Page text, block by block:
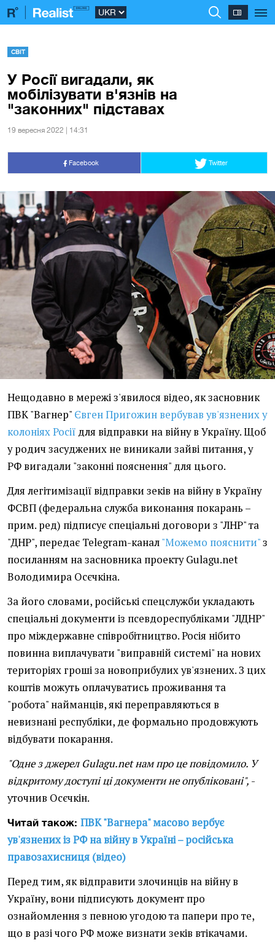
СВІТ
У Росії вигадали, як
мобілізувати в'язнів на
"законних" підставах
19 вересня 2022 | 14:31
Facebook Twitter
Нещодавно в мережі з'явилося відео, як засновник
ПВК "Вагнер" Євген Пригожин вербував ув'язнених у
колоніях Росії для відправки на війну в Україну. Щоб
у родич засуджених не виникали зайві питання, у
РФ вигадали "законні пояснення" для цього.
Для легітимізації відправки зеків на війну в Україну
ФСВП (федеральна служба виконання покарань –
прим. ред) підписує спеціальні договори з "ЛНР" та
"ДНР", передає Telegram-канал"Можемо пояснити"з
посиланням на засновника проекту Gulagu.net
Володимира Осєчкіна.
За його словами, російські спецслужби укладають
спеціальні документи із псевдореспубліками "ЛДНР"
про міждержавне співробітництво. Росія нібито
повинна виплачувати "виправній системі" на нових
територіях гроші за новоприбулих ув'язнених. З цих
коштів можуть оплачуватись проживання та
"робота" найманців, які переправляються в
невизнані республіки, де формально продовжують
відбувати покарання.
"Одне з джерел Gulagu.net нам про це повідомило. У
відкритому доступі ці документи не опубліковані", -
уточнив Осєчкін.
Читай також: ПВК "Вагнера" масово вербує
ув'язнених із РФ на війну в Україні – російська
правозахисниця (відео)
Перед тим, як відправити злочинців на війну в
Україну, вони підписують документ про
ознайомлення з певною угодою та папери про те,
що в разі чого РФ може визнати зеків втікачами.